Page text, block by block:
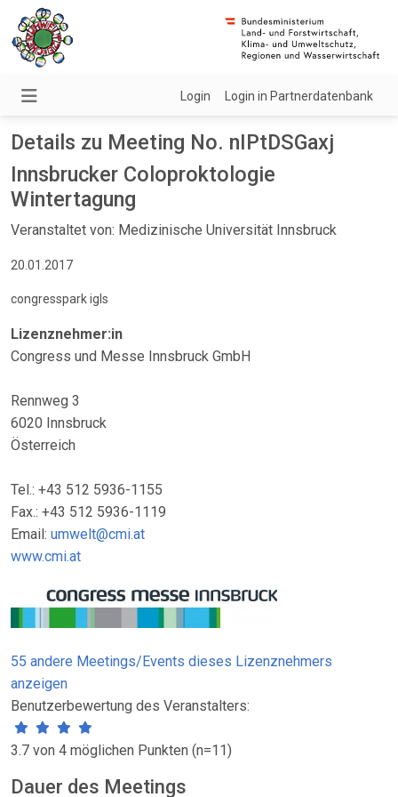
Login Login in Partnerdatenbank
Details zu Meeting No. nIPtDSGaxj
Innsbrucker Coloproktologie
Wintertagung
Veranstaltet von: Medizinische Universität Innsbruck
20.01.2017
congresspark igls
Lizenznehmer:in
Congress und Messe Innsbruck GmbH
Rennweg 3
6020 Innsbruck
Österreich
Tel.: +43 512 5936-1155
Fax.: +43 512 5936-1119
Email: umwelt@cmi.at
www.cmi.at
55 andere Meetings/Events dieses Lizenznehmers
anzeigen
Benutzerbewertung des Veranstalters:
3.7 von 4 möglichen Punkten (n=11)
Dauer des Meetings